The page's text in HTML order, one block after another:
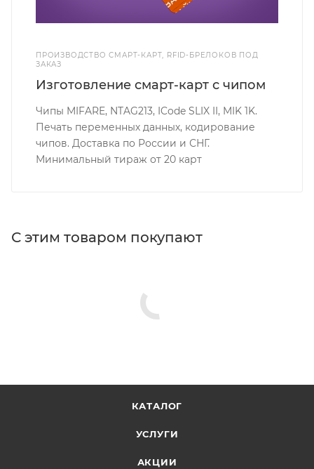
ПРОИЗВОДСТВО СМАРТ-КАРТ, RFID-БРЕЛОКОВ ПОД
ЗАКАЗ
Изготовление смарт-карт с чипом
Чипы MIFARE, NTAG213, ICode SLIX II, MIK 1K.
Печать переменных данных, кодирование
чипов. Доставка по России и СНГ.
Минимальный тираж от 20 карт
С этим товаром покупают
КАТАЛОГ
УСЛУГИ
АКЦИИ